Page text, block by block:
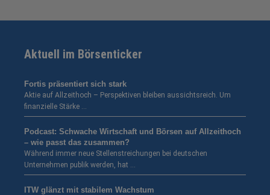
Aktuell im Börsenticker
Fortis präsentiert sich stark
Aktie auf Allzeithoch – Perspektiven bleiben aussichtsreich. Um
finanzielle Stärke …
Podcast: Schwache Wirtschaft und Börsen auf Allzeithoch
– wie passt das zusammen?
Während immer neue Stellenstreichungen bei deutschen
Unternehmen publik werden, hat …
ITW glänzt mit stabilem Wachstum